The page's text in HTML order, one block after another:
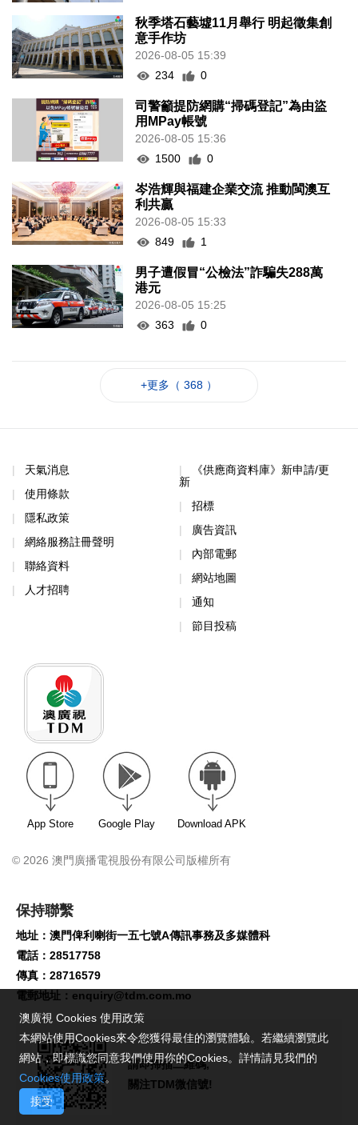
秋季塔石藝墟11月舉行 明起徵集創
意手作坊
2026-08-05 15:39
234
0
司警籲提防網購“掃碼登記”為由盜
用MPay帳號
2026-08-05 15:36
1500
0
岑浩輝與福建企業交流 推動閩澳互
利共贏
2026-08-05 15:33
849
1
男子遭假冒“公檢法”詐騙失288萬
港元
2026-08-05 15:25
363
0
+更多（ 368 ）
天氣消息
使用條款
隱私政策
網絡服務註冊聲明
聯絡資料
人才招聘
《供應商資料庫》新申請/更
新
招標
廣告資訊
內部電郵
網站地圖
通知
節目投稿
App Store Google Play Download APK
© 2026 澳門廣播電視股份有限公司版權所有
保持聯繫
地址：澳門俾利喇街一五七號A傳訊事務及多媒體科
電話：28517758
傳真：28716579
電郵地址： enquiry@tdm.com.mo
請即掃描二維碼,
關注TDM微信號!
澳廣視 Cookies 使用政策
本網站使用Cookies來令您獲得最佳的瀏覽體驗。若繼續瀏覽此
網站，即標識您同意我們使用你的Cookies。詳情請見我們的
Cookies使用政策。
接受